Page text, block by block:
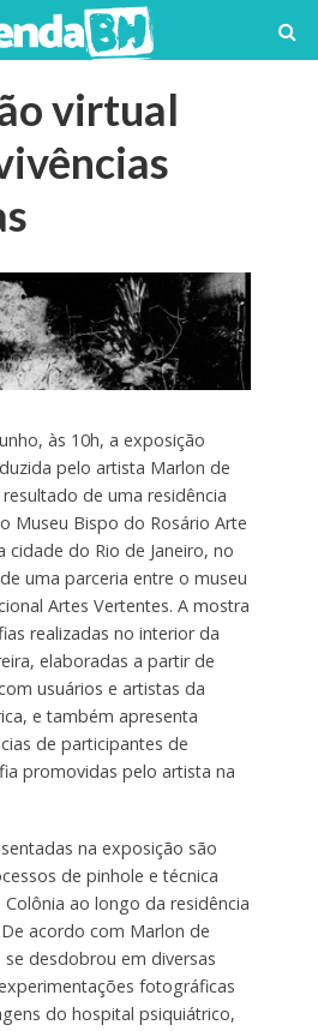
virtual
às 10h, a exposição
pelo artista Marlon de
de uma residência
Museu Bispo do Rosário Arte
cidade do Rio de Janeiro, no
uma parceria entre o museu
Artes Vertentes. A mostra
realizadas no interior da
elaboradas a partir de
usuários e artistas da
e também apresenta
de participantes de
promovidas pelo artista na
na exposição são
de pinhole e técnica
ao longo da residência
acordo com Marlon de
se desdobrou em diversas
fotográficas
do hospital psiquiátrico,